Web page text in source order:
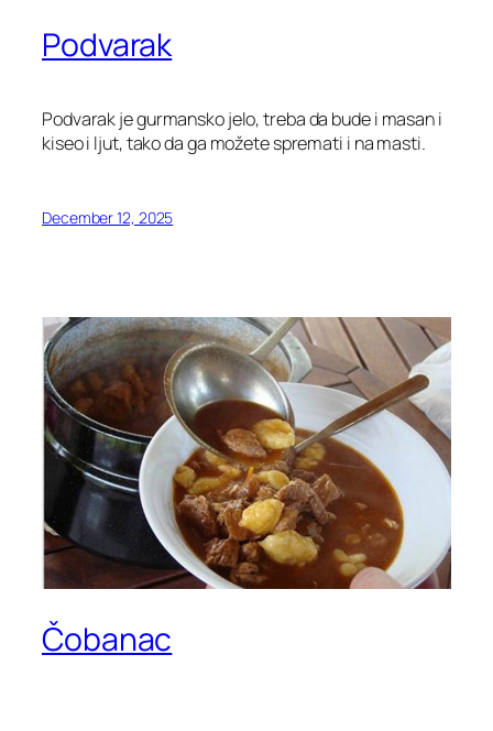
Podvarak
Podvarak je gurmansko jelo, treba da bude i masan i
kiseo i ljut, tako da ga možete spremati i na masti.
December 12, 2025
Čobanac